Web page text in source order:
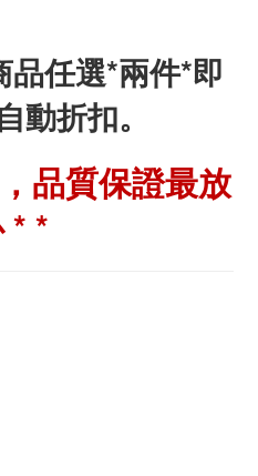
任選*兩件*即
動折扣。
品質保證最放
* *